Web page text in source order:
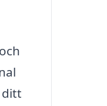
ditt